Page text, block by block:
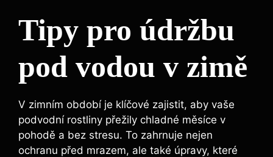
Tipy pro údržbu
pod vodou v zimě
V zimním období je klíčové zajistit, aby vaše
podvodní rostliny přežily chladné měsíce v
pohodě a bez stresu. To zahrnuje nejen
ochranu před mrazem, ale také úpravy, které